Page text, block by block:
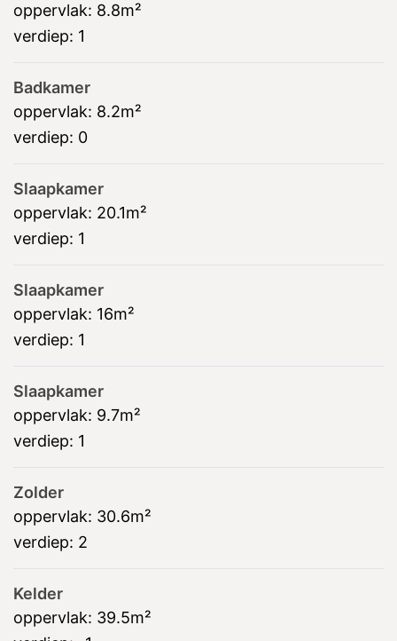
oppervlak: 8.8m²
verdiep: 1
Badkamer
oppervlak: 8.2m²
verdiep: 0
Slaapkamer
oppervlak: 20.1m²
verdiep: 1
Slaapkamer
oppervlak: 16m²
verdiep: 1
Slaapkamer
oppervlak: 9.7m²
verdiep: 1
Zolder
oppervlak: 30.6m²
verdiep: 2
Kelder
oppervlak: 39.5m²